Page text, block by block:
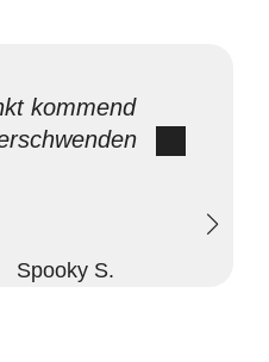
kommend
Spooky S.